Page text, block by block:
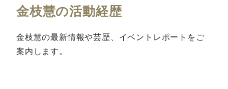
金枝慧の活動経歴
金枝慧の最新情報や芸歴、イベントレポートをご
案内します。